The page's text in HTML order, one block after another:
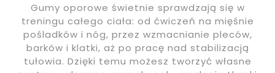
Gumy oporowe świetnie sprawdzają się w
treningu całego ciała: od ćwiczeń na mięśnie
pośladków i nóg, przez wzmacnianie pleców,
barków i klatki, aż po pracę nad stabilizacją
tułowia. Dzięki temu możesz tworzyć własne